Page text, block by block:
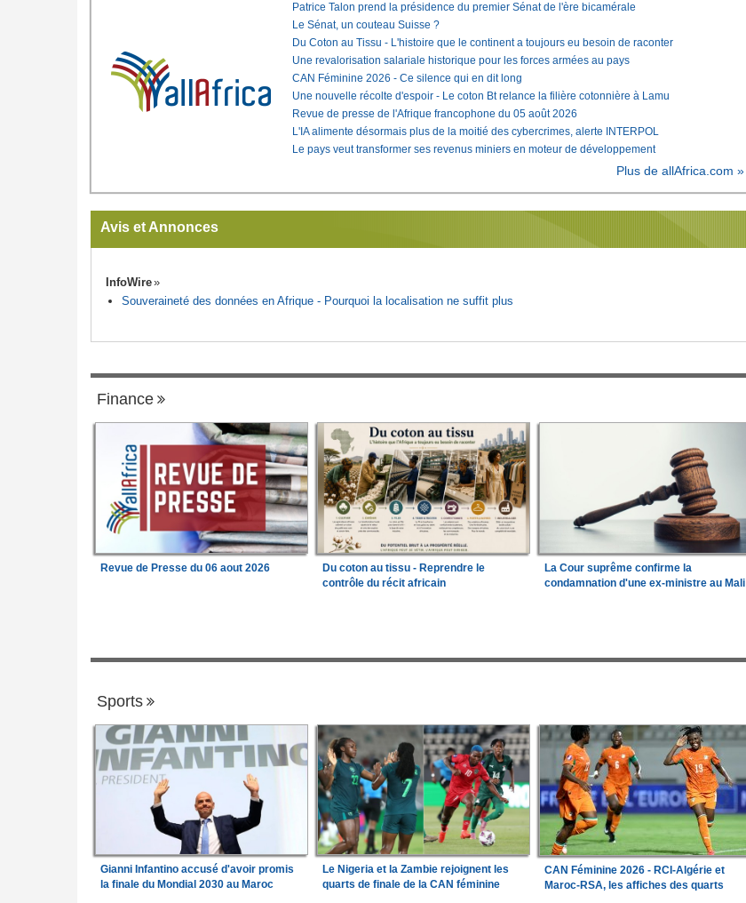
Patrice Talon prend la présidence du premier Sénat de l'ère bicamérale
Le Sénat, un couteau Suisse ?
Du Coton au Tissu - L'histoire que le continent a toujours eu besoin de raconter
Une revalorisation salariale historique pour les forces armées au pays
CAN Féminine 2026 - Ce silence qui en dit long
Une nouvelle récolte d'espoir - Le coton Bt relance la filière cotonnière à Lamu
Revue de presse de l'Afrique francophone du 05 août 2026
L'IA alimente désormais plus de la moitié des cybercrimes, alerte INTERPOL
Le pays veut transformer ses revenus miniers en moteur de développement
Plus de allAfrica.com »
Avis et Annonces
InfoWire
Souveraineté des données en Afrique - Pourquoi la localisation ne suffit plus
Finance
Revue de Presse du 06 aout 2026
Du coton au tissu - Reprendre le
contrôle du récit africain
La Cour suprême confirme la
condamnation d'une ex-ministre au Mali
Sports
Gianni Infantino accusé d'avoir promis
la finale du Mondial 2030 au Maroc
Le Nigeria et la Zambie rejoignent les
quarts de finale de la CAN féminine
CAN Féminine 2026 - RCI-Algérie et
Maroc-RSA, les affiches des quarts